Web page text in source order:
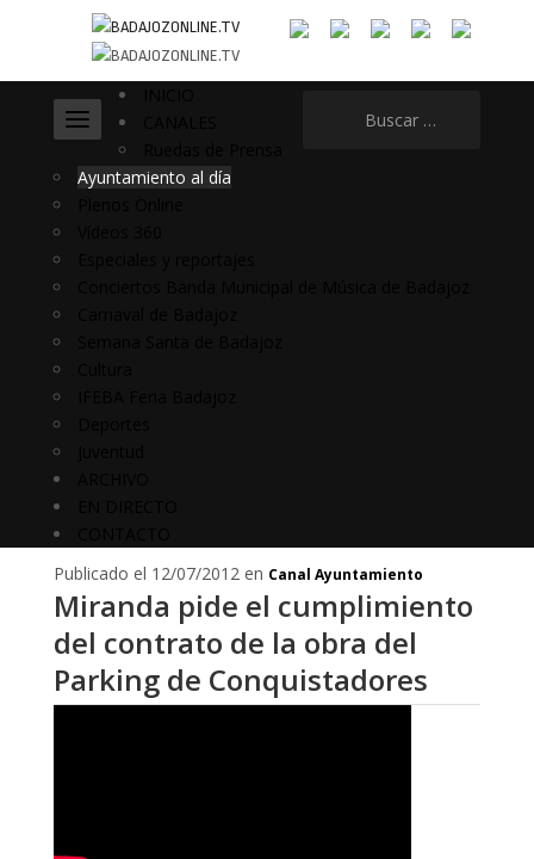
Ayuntamiento al día
Publicado el 12/07/2012 en Canal Ayuntamiento
Miranda pide el cumplimiento
del contrato de la obra del
Parking de Conquistadores